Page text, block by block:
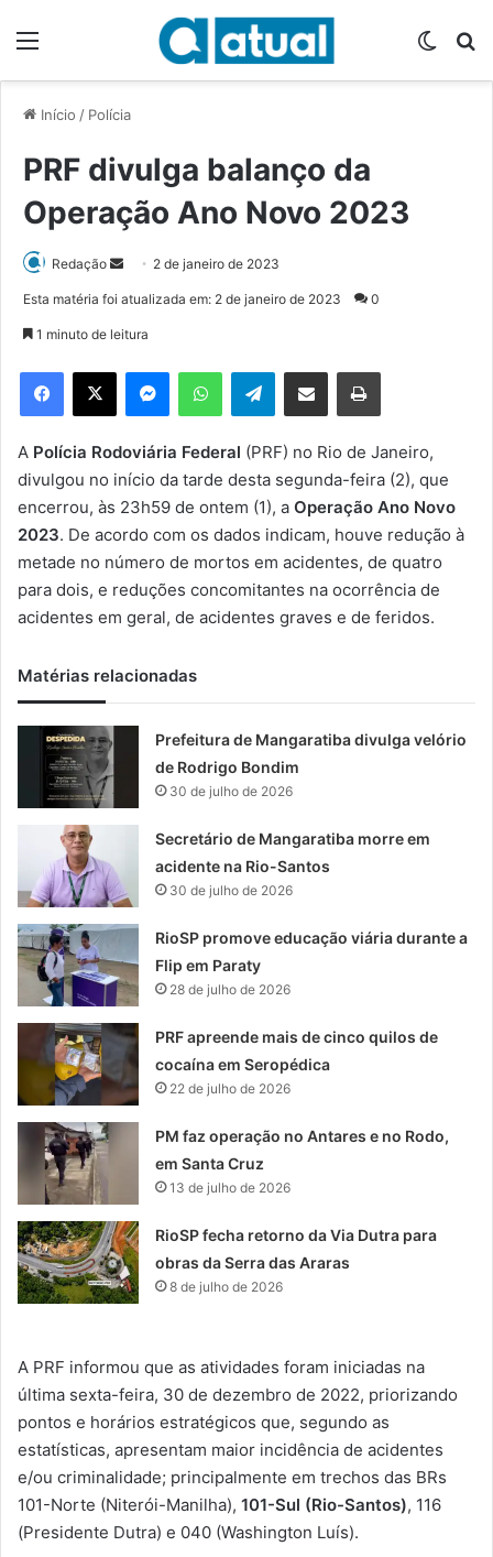
Início / Polícia
PRF divulga balanço da
Operação Ano Novo 2023
Redação
d
e
m
e
-
m
a
2 de janeiro de 2023
Esta matéria foi atualizada em: 2 de janeiro de 2023 0
1 minuto de leitura
Telegram
A Polícia Rodoviária Federal (PRF) no Rio de Janeiro,
divulgou no início da tarde desta segunda-feira (2), que
encerrou, às 23h59 de ontem (1), a Operação Ano Novo
2023. De acordo com os dados indicam, houve redução à
metade no número de mortos em acidentes, de quatro
para dois, e reduções concomitantes na ocorrência de
acidentes em geral, de acidentes graves e de feridos.
Matérias relacionadas
Prefeitura de Mangaratiba divulga velório
de Rodrigo Bondim
30 de julho de 2026
Secretário de Mangaratiba morre em
acidente na Rio-Santos
30 de julho de 2026
RioSP promove educação viária durante a
Flip em Paraty
28 de julho de 2026
PRF apreende mais de cinco quilos de
cocaína em Seropédica
22 de julho de 2026
PM faz operação no Antares e no Rodo,
em Santa Cruz
13 de julho de 2026
RioSP fecha retorno da Via Dutra para
obras da Serra das Araras
8 de julho de 2026
A PRF informou que as atividades foram iniciadas na
última sexta-feira, 30 de dezembro de 2022, priorizando
pontos e horários estratégicos que, segundo as
estatísticas, apresentam maior incidência de acidentes
e/ou criminalidade; principalmente em trechos das BRs
101-Norte (Niterói-Manilha), 101-Sul (Rio-Santos), 116
(Presidente Dutra) e 040 (Washington Luís).